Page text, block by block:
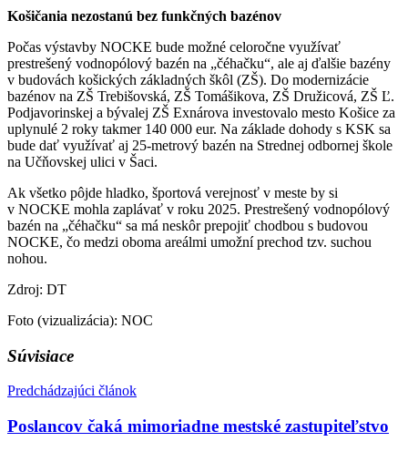
Košičania nezostanú bez funkčných bazénov
Počas výstavby NOCKE bude možné celoročne využívať
prestrešený vodnopólový bazén na „čéhačku“, ale aj ďalšie bazény
v budovách košických základných škôl (ZŠ). Do modernizácie
bazénov na ZŠ Trebišovská, ZŠ Tomášikova, ZŠ Družicová, ZŠ Ľ.
Podjavorinskej a bývalej ZŠ Exnárova investovalo mesto Košice za
uplynulé 2 roky takmer 140 000 eur. Na základe dohody s KSK sa
bude dať využívať aj 25-metrový bazén na Strednej odbornej škole
na Učňovskej ulici v Šaci.
Ak všetko pôjde hladko, športová verejnosť v meste by si
v NOCKE mohla zaplávať v roku 2025. Prestrešený vodnopólový
bazén na „čéhačku“ sa má neskôr prepojiť chodbou s budovou
NOCKE, čo medzi oboma areálmi umožní prechod tzv. suchou
nohou.
Zdroj: DT
Foto (vizualizácia): NOC
Súvisiace
Predchádzajúci článok
Poslancov čaká mimoriadne mestské zastupiteľstvo